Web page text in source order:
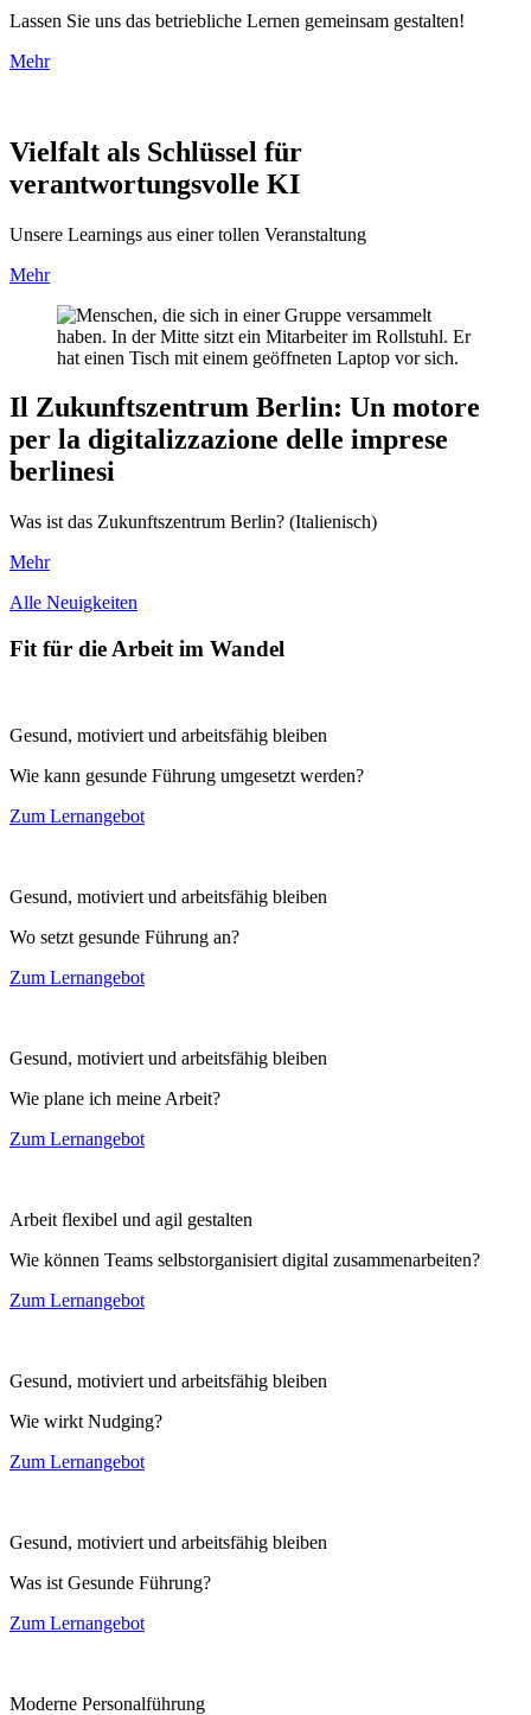
Lassen Sie uns das betriebliche Lernen gemeinsam gestalten!
Mehr
Vielfalt als Schlüssel für
verantwortungsvolle KI
Unsere Learnings aus einer tollen Veranstaltung
Mehr
Il Zukunftszentrum Berlin: Un motore
per la digitalizzazione delle imprese
berlinesi
Was ist das Zukunftszentrum Berlin? (Italienisch)
Mehr
Alle Neuigkeiten
Fit für die Arbeit im Wandel
Gesund, motiviert und arbeitsfähig bleiben
Wie kann gesunde Führung umgesetzt werden?
Zum Lernangebot
Gesund, motiviert und arbeitsfähig bleiben
Wo setzt gesunde Führung an?
Zum Lernangebot
Gesund, motiviert und arbeitsfähig bleiben
Wie plane ich meine Arbeit?
Zum Lernangebot
Arbeit flexibel und agil gestalten
Wie können Teams selbstorganisiert digital zusammenarbeiten?
Zum Lernangebot
Gesund, motiviert und arbeitsfähig bleiben
Wie wirkt Nudging?
Zum Lernangebot
Gesund, motiviert und arbeitsfähig bleiben
Was ist Gesunde Führung?
Zum Lernangebot
Moderne Personalführung